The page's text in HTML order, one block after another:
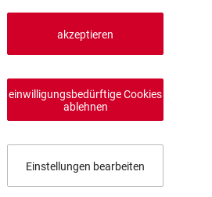
akzeptieren
einwilligungsbedürftige Cookies
ablehnen
Einstellungen bearbeiten